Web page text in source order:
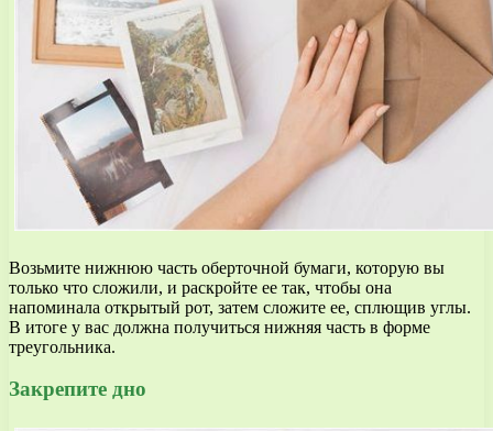
Возьмите нижнюю часть оберточной бумаги, которую вы
только что сложили, и раскройте ее так, чтобы она
напоминала открытый рот, затем сложите ее, сплющив углы.
В итоге у вас должна получиться нижняя часть в форме
треугольника.
Закрепите дно